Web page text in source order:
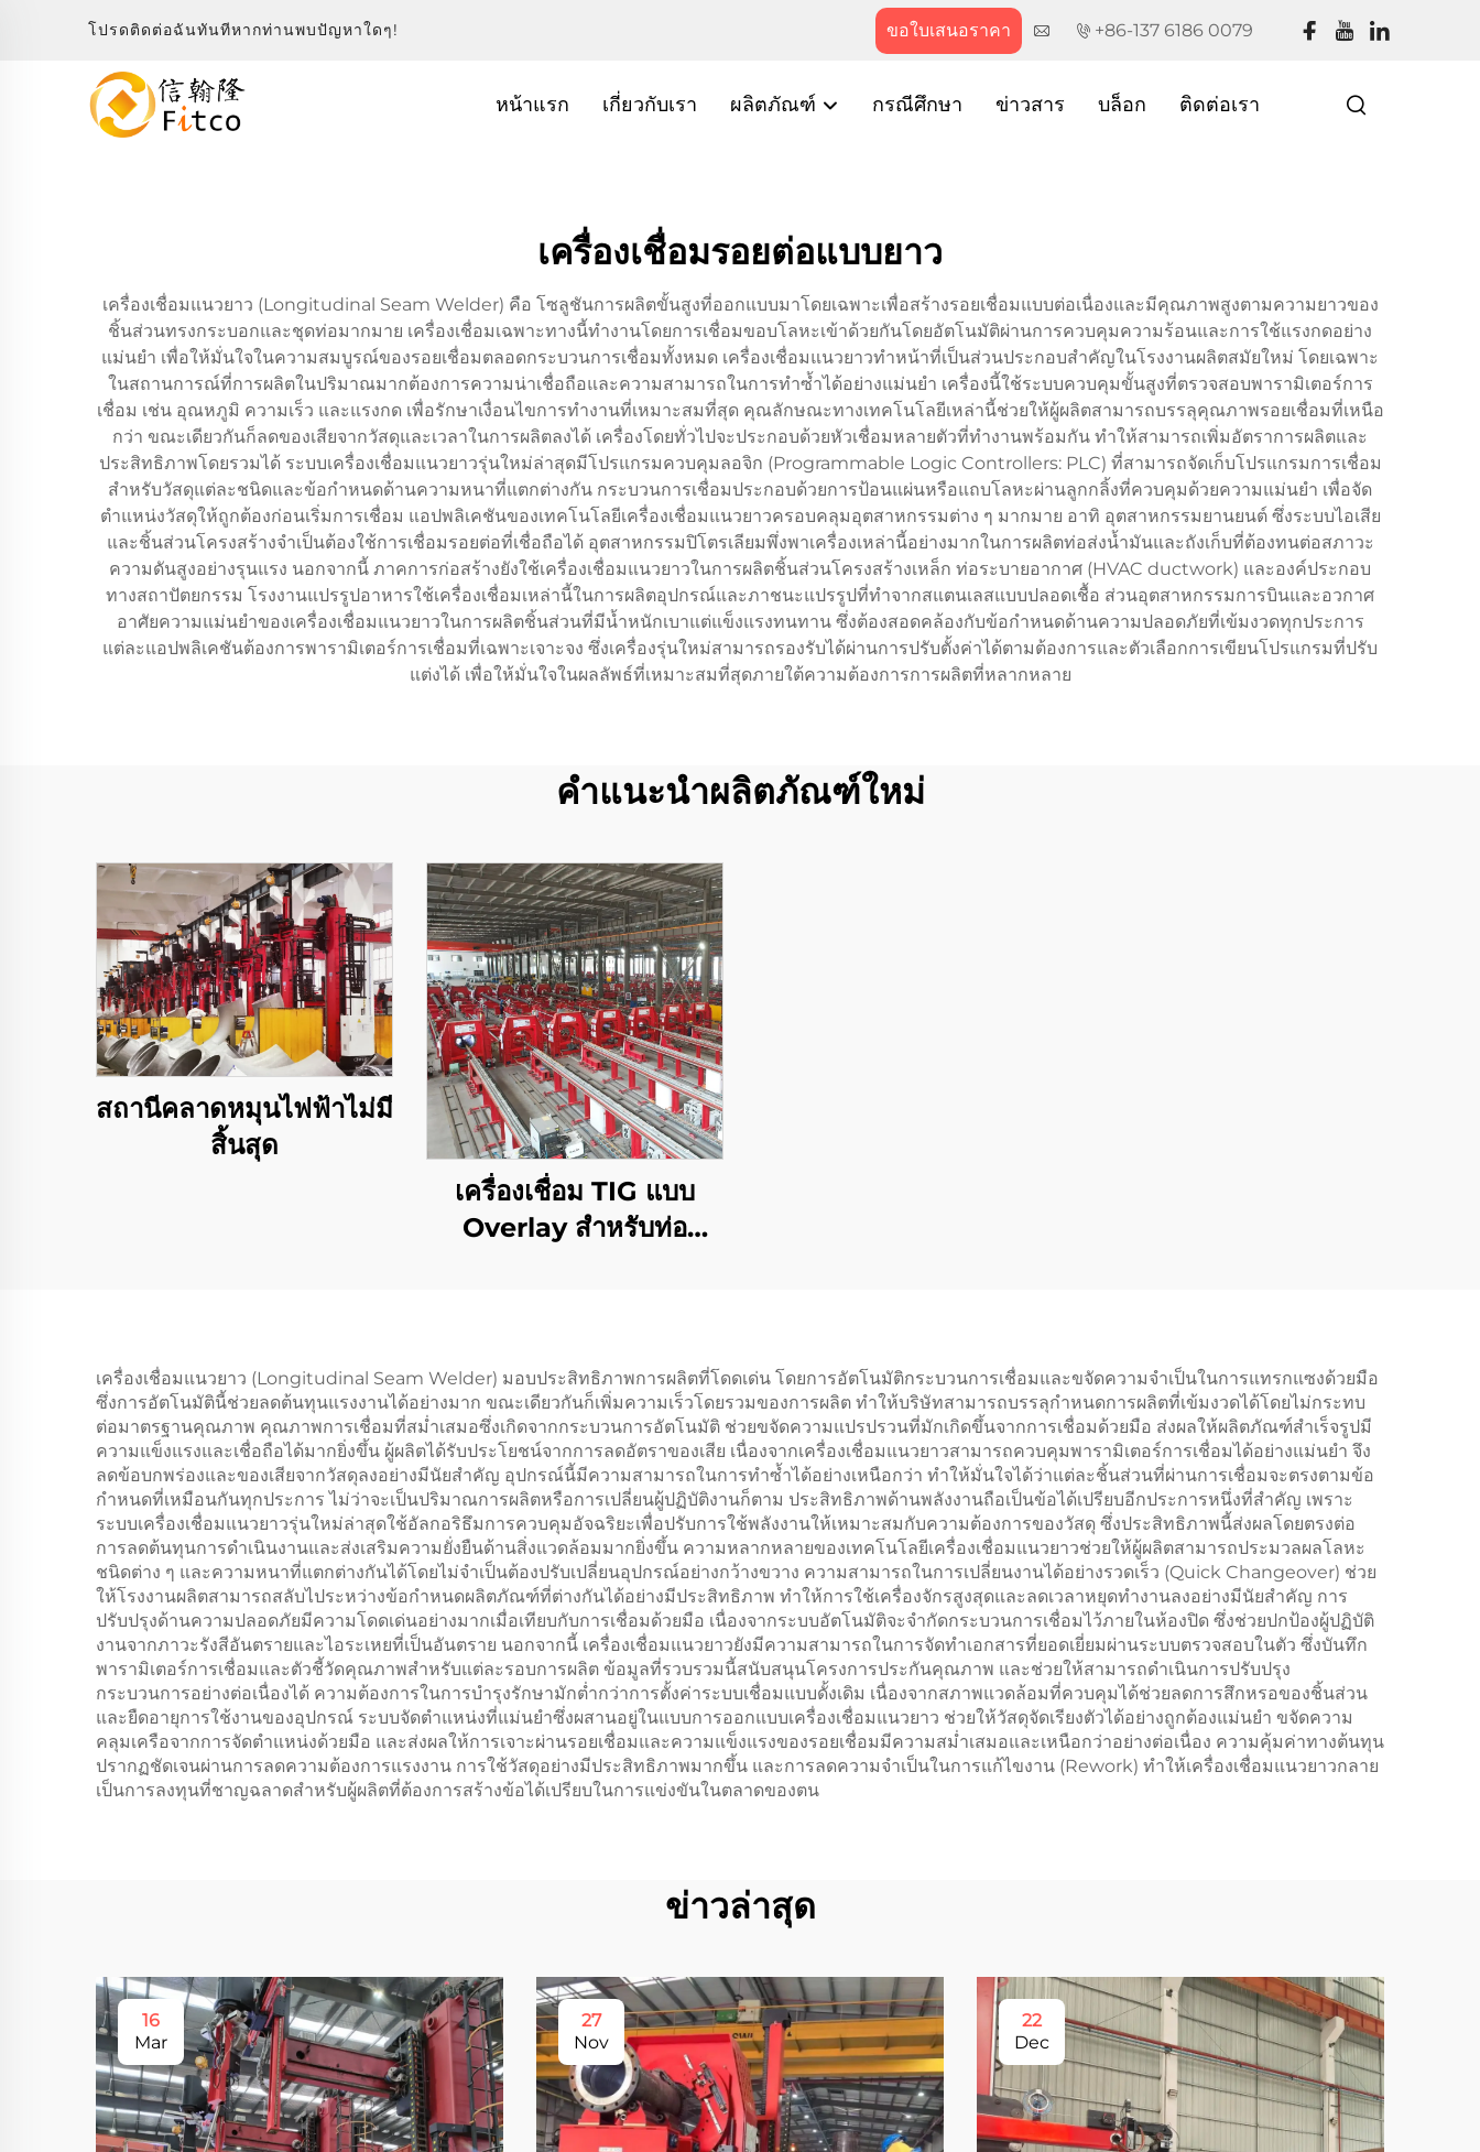
โปรดติดต่อฉันทันทีหากท่านพบปัญหาใดๆ! ขอใบเสนอราคา +86-137 6186 0079
หน้าแรก เกี่ยวกับเรา ผลิตภัณฑ์ กรณีศึกษา ข่าวสาร บล็อก ติดต่อเรา
เครื่องเชื่อมรอยต่อแบบยาว
เครื่องเชื่อมแนวยาว (Longitudinal Seam Welder) คือ โซลูชันการผลิตขั้นสูงที่ออกแบบมาโดยเฉพาะเพื่อสร้างรอยเชื่อมแบบต่อเนื่องและมีคุณภาพสูงตามความยาวของ
ชิ้นส่วนทรงกระบอกและชุดท่อมากมาย เครื่องเชื่อมเฉพาะทางนี้ทำงานโดยการเชื่อมขอบโลหะเข้าด้วยกันโดยอัตโนมัติผ่านการควบคุมความร้อนและการใช้แรงกดอย่าง
แม่นยำ เพื่อให้มั่นใจในความสมบูรณ์ของรอยเชื่อมตลอดกระบวนการเชื่อมทั้งหมด เครื่องเชื่อมแนวยาวทำหน้าที่เป็นส่วนประกอบสำคัญในโรงงานผลิตสมัยใหม่ โดยเฉพาะ
ในสถานการณ์ที่การผลิตในปริมาณมากต้องการความน่าเชื่อถือและความสามารถในการทำซ้ำได้อย่างแม่นยำ เครื่องนี้ใช้ระบบควบคุมขั้นสูงที่ตรวจสอบพารามิเตอร์การ
เชื่อม เช่น อุณหภูมิ ความเร็ว และแรงกด เพื่อรักษาเงื่อนไขการทำงานที่เหมาะสมที่สุด คุณลักษณะทางเทคโนโลยีเหล่านี้ช่วยให้ผู้ผลิตสามารถบรรลุคุณภาพรอยเชื่อมที่เหนือ
กว่า ขณะเดียวกันก็ลดของเสียจากวัสดุและเวลาในการผลิตลงได้ เครื่องโดยทั่วไปจะประกอบด้วยหัวเชื่อมหลายตัวที่ทำงานพร้อมกัน ทำให้สามารถเพิ่มอัตราการผลิตและ
ประสิทธิภาพโดยรวมได้ ระบบเครื่องเชื่อมแนวยาวรุ่นใหม่ล่าสุดมีโปรแกรมควบคุมลอจิก (Programmable Logic Controllers: PLC) ที่สามารถจัดเก็บโปรแกรมการเชื่อม
สำหรับวัสดุแต่ละชนิดและข้อกำหนดด้านความหนาที่แตกต่างกัน กระบวนการเชื่อมประกอบด้วยการป้อนแผ่นหรือแถบโลหะผ่านลูกกลิ้งที่ควบคุมด้วยความแม่นยำ เพื่อจัด
ตำแหน่งวัสดุให้ถูกต้องก่อนเริ่มการเชื่อม แอปพลิเคชันของเทคโนโลยีเครื่องเชื่อมแนวยาวครอบคลุมอุตสาหกรรมต่าง ๆ มากมาย อาทิ อุตสาหกรรมยานยนต์ ซึ่งระบบไอเสีย
และชิ้นส่วนโครงสร้างจำเป็นต้องใช้การเชื่อมรอยต่อที่เชื่อถือได้ อุตสาหกรรมปิโตรเลียมพึ่งพาเครื่องเหล่านี้อย่างมากในการผลิตท่อส่งน้ำมันและถังเก็บที่ต้องทนต่อสภาวะ
ความดันสูงอย่างรุนแรง นอกจากนี้ ภาคการก่อสร้างยังใช้เครื่องเชื่อมแนวยาวในการผลิตชิ้นส่วนโครงสร้างเหล็ก ท่อระบายอากาศ (HVAC ductwork) และองค์ประกอบ
ทางสถาปัตยกรรม โรงงานแปรรูปอาหารใช้เครื่องเชื่อมเหล่านี้ในการผลิตอุปกรณ์และภาชนะแปรรูปที่ทำจากสแตนเลสแบบปลอดเชื้อ ส่วนอุตสาหกรรมการบินและอวกาศ
อาศัยความแม่นยำของเครื่องเชื่อมแนวยาวในการผลิตชิ้นส่วนที่มีน้ำหนักเบาแต่แข็งแรงทนทาน ซึ่งต้องสอดคล้องกับข้อกำหนดด้านความปลอดภัยที่เข้มงวดทุกประการ
แต่ละแอปพลิเคชันต้องการพารามิเตอร์การเชื่อมที่เฉพาะเจาะจง ซึ่งเครื่องรุ่นใหม่สามารถรองรับได้ผ่านการปรับตั้งค่าได้ตามต้องการและตัวเลือกการเขียนโปรแกรมที่ปรับ
แต่งได้ เพื่อให้มั่นใจในผลลัพธ์ที่เหมาะสมที่สุดภายใต้ความต้องการการผลิตที่หลากหลาย
คำแนะนำผลิตภัณฑ์ใหม่
สถานีคลาดหมุนไฟฟ้าไม่มี
สิ้นสุด
เครื่องเชื่อม TIG แบบ
Overlay สำหรับท่อ
เครื่องเชื่อมแนวยาว (Longitudinal Seam Welder) มอบประสิทธิภาพการผลิตที่โดดเด่น โดยการอัตโนมัติกระบวนการเชื่อมและขจัดความจำเป็นในการแทรกแซงด้วยมือ
ซึ่งการอัตโนมัตินี้ช่วยลดต้นทุนแรงงานได้อย่างมาก ขณะเดียวกันก็เพิ่มความเร็วโดยรวมของการผลิต ทำให้บริษัทสามารถบรรลุกำหนดการผลิตที่เข้มงวดได้โดยไม่กระทบ
ต่อมาตรฐานคุณภาพ คุณภาพการเชื่อมที่สม่ำเสมอซึ่งเกิดจากกระบวนการอัตโนมัติ ช่วยขจัดความแปรปรวนที่มักเกิดขึ้นจากการเชื่อมด้วยมือ ส่งผลให้ผลิตภัณฑ์สำเร็จรูปมี
ความแข็งแรงและเชื่อถือได้มากยิ่งขึ้น ผู้ผลิตได้รับประโยชน์จากการลดอัตราของเสีย เนื่องจากเครื่องเชื่อมแนวยาวสามารถควบคุมพารามิเตอร์การเชื่อมได้อย่างแม่นยำ จึง
ลดข้อบกพร่องและของเสียจากวัสดุลงอย่างมีนัยสำคัญ อุปกรณ์นี้มีความสามารถในการทำซ้ำได้อย่างเหนือกว่า ทำให้มั่นใจได้ว่าแต่ละชิ้นส่วนที่ผ่านการเชื่อมจะตรงตามข้อ
กำหนดที่เหมือนกันทุกประการ ไม่ว่าจะเป็นปริมาณการผลิตหรือการเปลี่ยนผู้ปฏิบัติงานก็ตาม ประสิทธิภาพด้านพลังงานถือเป็นข้อได้เปรียบอีกประการหนึ่งที่สำคัญ เพราะ
ระบบเครื่องเชื่อมแนวยาวรุ่นใหม่ล่าสุดใช้อัลกอริธึมการควบคุมอัจฉริยะเพื่อปรับการใช้พลังงานให้เหมาะสมกับความต้องการของวัสดุ ซึ่งประสิทธิภาพนี้ส่งผลโดยตรงต่อ
การลดต้นทุนการดำเนินงานและส่งเสริมความยั่งยืนด้านสิ่งแวดล้อมมากยิ่งขึ้น ความหลากหลายของเทคโนโลยีเครื่องเชื่อมแนวยาวช่วยให้ผู้ผลิตสามารถประมวลผลโลหะ
ชนิดต่าง ๆ และความหนาที่แตกต่างกันได้โดยไม่จำเป็นต้องปรับเปลี่ยนอุปกรณ์อย่างกว้างขวาง ความสามารถในการเปลี่ยนงานได้อย่างรวดเร็ว (Quick Changeover) ช่วย
ให้โรงงานผลิตสามารถสลับไประหว่างข้อกำหนดผลิตภัณฑ์ที่ต่างกันได้อย่างมีประสิทธิภาพ ทำให้การใช้เครื่องจักรสูงสุดและลดเวลาหยุดทำงานลงอย่างมีนัยสำคัญ การ
ปรับปรุงด้านความปลอดภัยมีความโดดเด่นอย่างมากเมื่อเทียบกับการเชื่อมด้วยมือ เนื่องจากระบบอัตโนมัติจะจำกัดกระบวนการเชื่อมไว้ภายในห้องปิด ซึ่งช่วยปกป้องผู้ปฏิบัติ
งานจากภาวะรังสีอันตรายและไอระเหยที่เป็นอันตราย นอกจากนี้ เครื่องเชื่อมแนวยาวยังมีความสามารถในการจัดทำเอกสารที่ยอดเยี่ยมผ่านระบบตรวจสอบในตัว ซึ่งบันทึก
พารามิเตอร์การเชื่อมและตัวชี้วัดคุณภาพสำหรับแต่ละรอบการผลิต ข้อมูลที่รวบรวมนี้สนับสนุนโครงการประกันคุณภาพ และช่วยให้สามารถดำเนินการปรับปรุง
กระบวนการอย่างต่อเนื่องได้ ความต้องการในการบำรุงรักษามักต่ำกว่าการตั้งค่าระบบเชื่อมแบบดั้งเดิม เนื่องจากสภาพแวดล้อมที่ควบคุมได้ช่วยลดการสึกหรอของชิ้นส่วน
และยืดอายุการใช้งานของอุปกรณ์ ระบบจัดตำแหน่งที่แม่นยำซึ่งผสานอยู่ในแบบการออกแบบเครื่องเชื่อมแนวยาว ช่วยให้วัสดุจัดเรียงตัวได้อย่างถูกต้องแม่นยำ ขจัดความ
คลุมเครือจากการจัดตำแหน่งด้วยมือ และส่งผลให้การเจาะผ่านรอยเชื่อมและความแข็งแรงของรอยเชื่อมมีความสม่ำเสมอและเหนือกว่าอย่างต่อเนื่อง ความคุ้มค่าทางต้นทุน
ปรากฏชัดเจนผ่านการลดความต้องการแรงงาน การใช้วัสดุอย่างมีประสิทธิภาพมากขึ้น และการลดความจำเป็นในการแก้ไขงาน (Rework) ทำให้เครื่องเชื่อมแนวยาวกลาย
เป็นการลงทุนที่ชาญฉลาดสำหรับผู้ผลิตที่ต้องการสร้างข้อได้เปรียบในการแข่งขันในตลาดของตน
ข่าวล่าสุด
16
Mar
27
Nov
22
Dec